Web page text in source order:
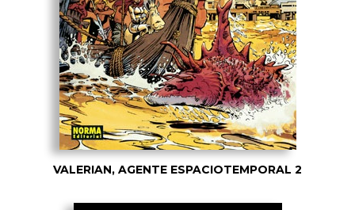
VALERIAN, AGENTE ESPACIOTEMPORAL 2